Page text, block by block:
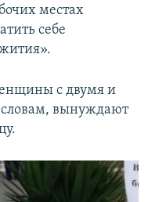
местах
себе
с двумя и
вынуждают